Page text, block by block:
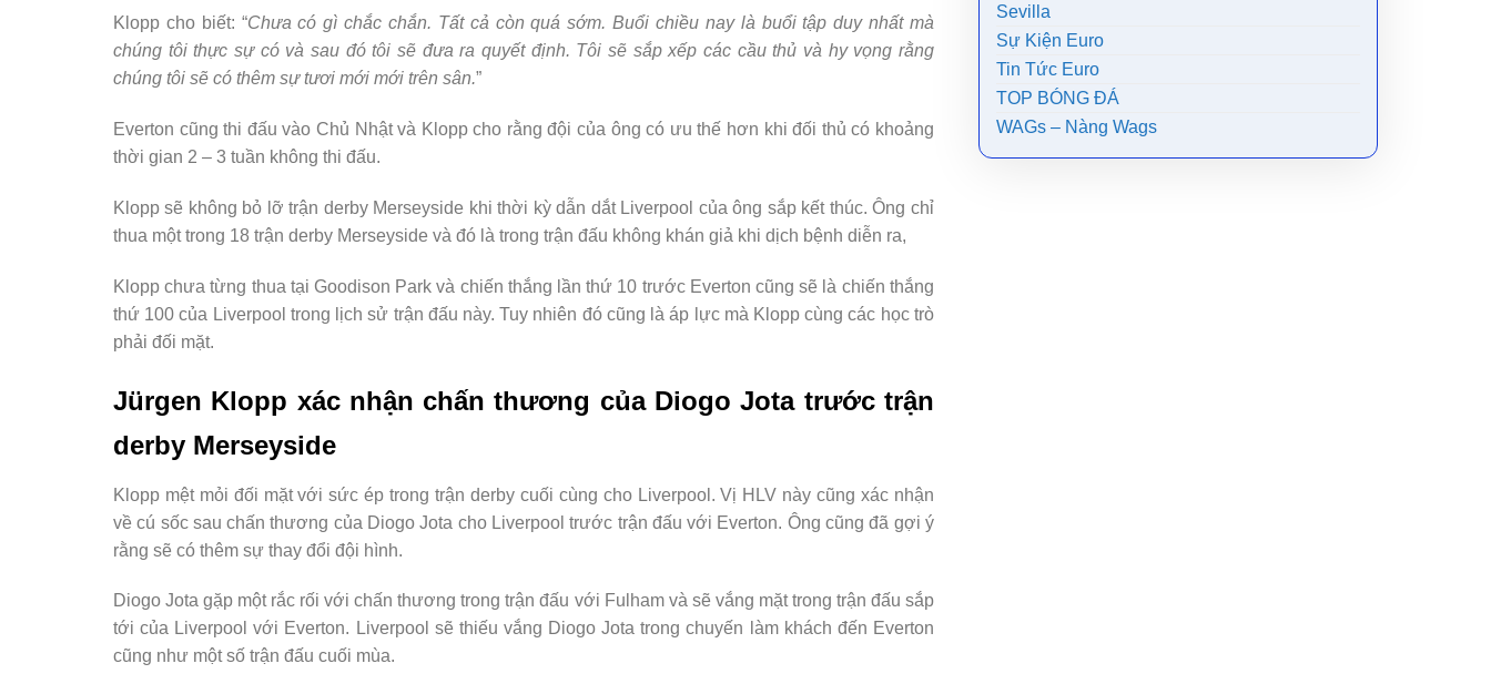
Klopp cho biết: “Chưa có gì chắc chắn. Tất cả còn quá sớm. Buổi chiều nay là buổi tập duy nhất mà
chúng tôi thực sự có và sau đó tôi sẽ đưa ra quyết định. Tôi sẽ sắp xếp các cầu thủ và hy vọng rằng
chúng tôi sẽ có thêm sự tươi mới mới trên sân.”
Everton cũng thi đấu vào Chủ Nhật và Klopp cho rằng đội của ông có ưu thế hơn khi đối thủ có khoảng
thời gian 2 – 3 tuần không thi đấu.
Klopp sẽ không bỏ lỡ trận derby Merseyside khi thời kỳ dẫn dắt Liverpool của ông sắp kết thúc. Ông chỉ
thua một trong 18 trận derby Merseyside và đó là trong trận đấu không khán giả khi dịch bệnh diễn ra,
Klopp chưa từng thua tại Goodison Park và chiến thắng lần thứ 10 trước Everton cũng sẽ là chiến thắng
thứ 100 của Liverpool trong lịch sử trận đấu này. Tuy nhiên đó cũng là áp lực mà Klopp cùng các học trò
phải đối mặt.
Jürgen Klopp xác nhận chấn thương của Diogo Jota trước trận
derby Merseyside
Klopp mệt mỏi đối mặt với sức ép trong trận derby cuối cùng cho Liverpool. Vị HLV này cũng xác nhận
về cú sốc sau chấn thương của Diogo Jota cho Liverpool trước trận đấu với Everton. Ông cũng đã gợi ý
rằng sẽ có thêm sự thay đổi đội hình.
Diogo Jota gặp một rắc rối với chấn thương trong trận đấu với Fulham và sẽ vắng mặt trong trận đấu sắp
tới của Liverpool với Everton. Liverpool sẽ thiếu vắng Diogo Jota trong chuyến làm khách đến Everton
cũng như một số trận đấu cuối mùa.
Sevilla
Sự Kiện Euro
Tin Tức Euro
TOP BÓNG ĐÁ
WAGs – Nàng Wags